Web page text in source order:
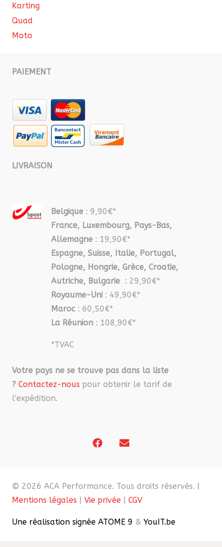
Karting
Quad
Moto
PAIEMENT
LIVRAISON
Belgique : 9,90€*
France, Luxembourg, Pays-Bas,
Allemagne : 19,90€*
Espagne, Suisse, Italie, Portugal,
Pologne, Hongrie, Grèce, Croatie,
Autriche, Bulgarie : 29,90€*
Royaume-Uni : 49,90€*
Maroc : 60,50€*
La Réunion : 108,90€*
*TVAC
Votre pays ne se trouve pas dans la liste
? Contactez-nous pour obtenir le tarif de
l’expédition.
© 2026 ACA Performance. Tous droits réservés. |
Mentions légales
Vie privée CGV
Une réalisation signée ATOME 9 & YouIT.be